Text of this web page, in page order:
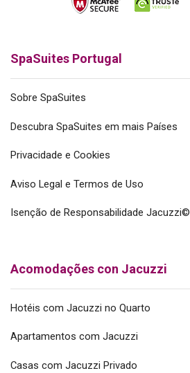
SpaSuites Portugal
Sobre SpaSuites
Descubra SpaSuites em mais Países
Privacidade e Cookies
Aviso Legal e Termos de Uso
Isenção de Responsabilidade Jacuzzi©
Acomodações con Jacuzzi
Hotéis com Jacuzzi no Quarto
Apartamentos com Jacuzzi
Casas com Jacuzzi Privado